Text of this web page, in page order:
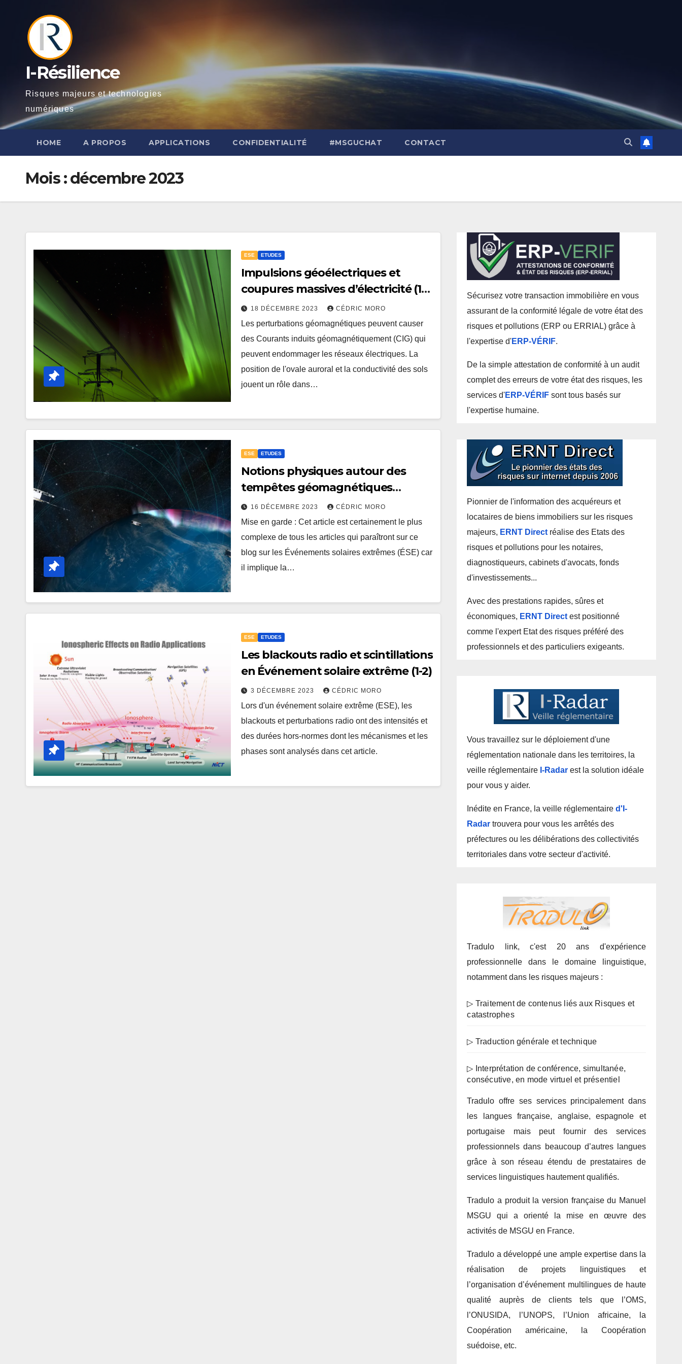
I-Résilience
Risques majeurs et technologies
numériques
HOME A PROPOS APPLICATIONS CONFIDENTIALITÉ #MSGUCHAT CONTACT
Mois :décembre 2023
ESE ETUDES
Impulsions géoélectriques et
coupures massives d’électricité (1-
3-2)18 DÉCEMBRE 2023 CÉDRIC MORO
Les perturbations géomagnétiques peuvent causer
des Courants induits géomagnétiquement (CIG) qui
peuvent endommager les réseaux électriques. La
position de l'ovale auroral et la conductivité des sols
jouent un rôle dans…
ESE ETUDES
Notions physiques autour des
tempêtes géomagnétiques
extrêmes (1-3-1)
16 DÉCEMBRE 2023 CÉDRIC MORO
Mise en garde : Cet article est certainement le plus
complexe de tous les articles qui paraîtront sur ce
blog sur les Événements solaires extrêmes (ÉSE) car
il implique la…
ESE ETUDES
Les blackouts radio et scintillations
en Événement solaire extrême (1-2)
3 DÉCEMBRE 2023 CÉDRIC MORO
Lors d'un événement solaire extrême (ESE), les
blackouts et perturbations radio ont des intensités et
des durées hors-normes dont les mécanismes et les
phases sont analysés dans cet article.
Sécurisez votre transaction immobilière en vous
assurant de la conformité légale de votre état des
risques et pollutions (ERP ou ERRIAL) grâce à
l'expertise d'ERP-VÉRIF.
De la simple attestation de conformité à un audit
complet des erreurs de votre état des risques, les
services d'ERP-VÉRIF sont tous basés sur
l'expertise humaine.
Pionnier de l'information des acquéreurs et
locataires de biens immobiliers sur les risques
majeurs, ERNT Direct réalise des Etats des
risques et pollutions pour les notaires,
diagnostiqueurs, cabinets d'avocats, fonds
d'investissements...
Avec des prestations rapides, sûres et
économiques, ERNT Direct est positionné
comme l'expert Etat des risques préféré des
professionnels et des particuliers exigeants.
Vous travaillez sur le déploiement d'une
réglementation nationale dans les territoires, la
veille réglementaire I-Radar est la solution idéale
pour vous y aider.
Inédite en France, la veille réglementaired'I-
Radar trouvera pour vous les arrêtés des
préfectures ou les délibérations des collectivités
territoriales dans votre secteur d'activité.
Tradulo link, c'est 20 ans d'expérience
professionnelle dans le domaine linguistique,
notamment dans les risques majeurs :
▷ Traitement de contenus liés aux Risques et
catastrophes
▷ Traduction générale et technique
▷ Interprétation de conférence, simultanée,
consécutive, en mode virtuel et présentiel
Tradulo offre ses services principalement dans
les langues française, anglaise, espagnole et
portugaise mais peut fournir des services
professionnels dans beaucoup d’autres langues
grâce à son réseau étendu de prestataires de
services linguistiques hautement qualifiés.
Tradulo a produit la version française du Manuel
MSGU qui a orienté la mise en œuvre des
activités de MSGU en France.
Tradulo a développé une ample expertise dans la
réalisation de projets linguistiques et
l’organisation d’événement multilingues de haute
qualité auprès de clients tels que l’OMS,
l’ONUSIDA, l’UNOPS, l’Union africaine, la
Coopération américaine, la Coopération
suédoise, etc.